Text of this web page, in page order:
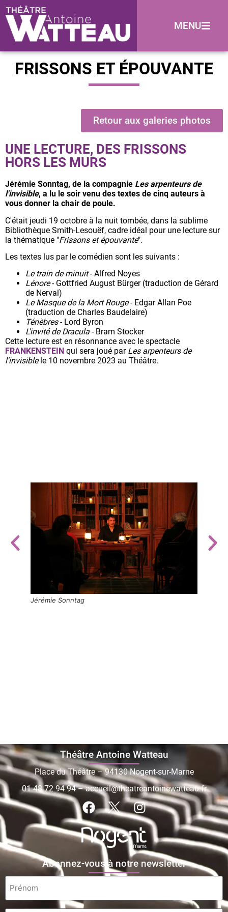
MENU
FRISSONS ET ÉPOUVANTE
Retour aux galeries photos
UNE LECTURE, DES FRISSONS
HORS LES MURS
Jérémie Sonntag, de la compagnie Les arpenteurs de
l'invisible, a lu le soir venu des textes de cinq auteurs à
vous donner la chair de poule.
C'était jeudi 19 octobre à la nuit tombée, dans la sublime
Bibliothèque Smith-Lesouëf, cadre idéal pour une lecture sur
la thématique "Frissons et épouvante".
Les textes lus par le comédien sont les suivants :
Le train de minuit- Alfred Noyes
Lénore- Gottfried August Bürger (traduction de Gérard
de Nerval)
Le Masque de la Mort Rouge- Edgar Allan Poe
(traduction de Charles Baudelaire)
Ténèbres- Lord Byron
L'invité de Dracula - Bram Stocker
Cette lecture est en résonnance avec le spectacle
FRANKENSTEIN qui sera joué par Les arpenteurs de
l'invisiblele 10 novembre 2023 au Théâtre.
Jérémie Sonntag
Théâtre Antoine Watteau
Place du Théâtre – 94130 Nogent-sur-Marne
01 48 72 94 94–accueil@theatreantoinewatteau.fr
Abonnez-vous à notre newsletter
Prénom